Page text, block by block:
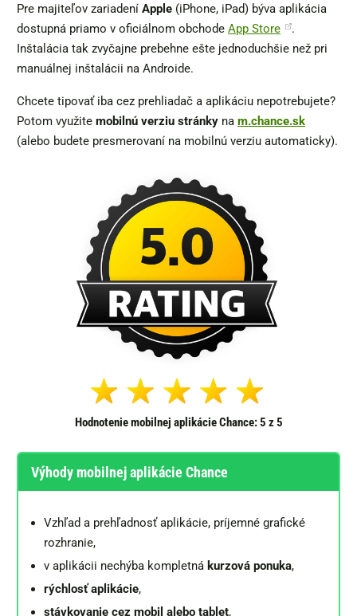
Pre majiteľov zariadení Apple (iPhone, iPad) býva aplikácia
dostupná priamo v oficiálnom obchode App Store
.
Inštalácia tak zvyčajne prebehne ešte jednoduchšie než pri
manuálnej inštalácii na Androide.
Chcete tipovať iba cez prehliadač a aplikáciu nepotrebujete?
Potom využite mobilnú verziu stránky na m.chance.sk
(alebo budete presmerovaní na mobilnú verziu automaticky).
Hodnotenie mobilnej aplikácie Chance: 5 z 5
Výhody mobilnej aplikácie Chance
Vzhľad a prehľadnosť aplikácie, príjemné grafické
rozhranie,
v aplikácii nechýba kompletná kurzová ponuka,
rýchlosť aplikácie,
stávkovanie cez mobil alebo tablet,